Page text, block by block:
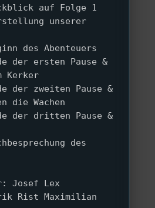
auf Folge 1
unserer
des Abenteuers
der ersten Pause &
Kerker
der zweiten Pause &
die Wachen
der dritten Pause &
des
Josef Lex
Rist Maximilian